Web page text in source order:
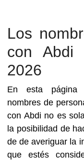
Los
con Abdi
2026
En esta página
nombres de
con Abdi no es
la posibilidad de
de de averiguar la
que estés